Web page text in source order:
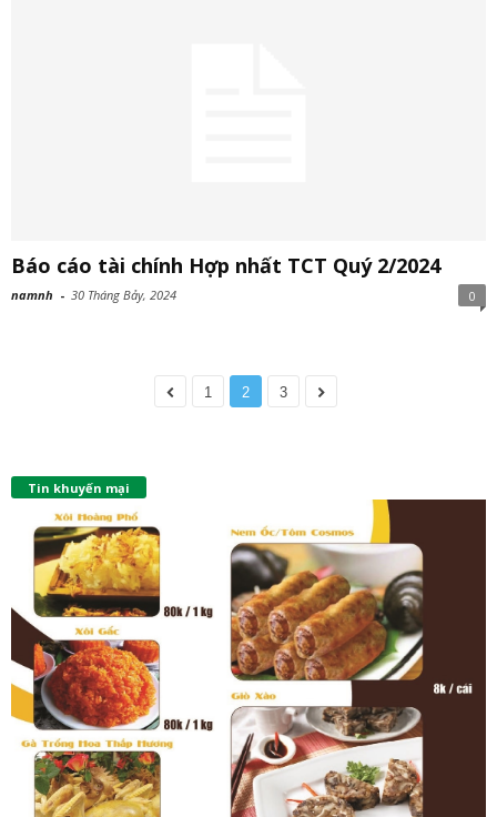
Báo cáo tài chính Hợp nhất TCT Quý 2/2024
namnh - 30 Tháng Bảy, 2024 0
1 2 3
Tin khuyến mại